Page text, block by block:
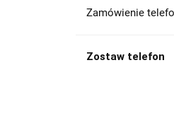
Zamówienie
Zostaw telefon